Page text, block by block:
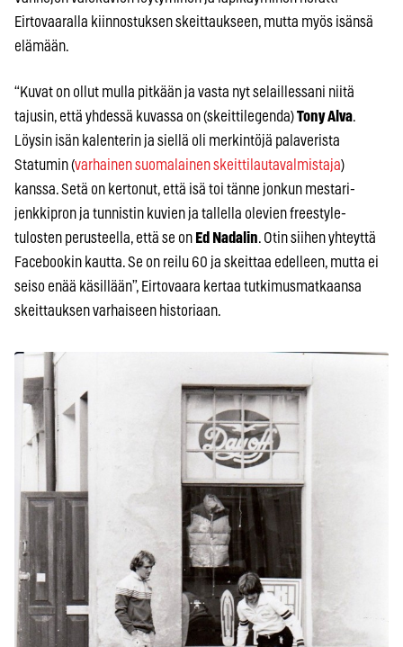
Eirtovaaralla kiinnostuksen skeittaukseen, mutta myös isänsä
elämään.
“Kuvat on ollut mulla pitkään ja vasta nyt selaillessani niitä
tajusin, että yhdessä kuvassa on (skeittilegenda)Tony Alva.
Löysin isän kalenterin ja siellä oli merkintöjä palaverista
Statumin (varhainen suomalainen skeittilautavalmistaja)
kanssa. Setä on kertonut, että isä toi tänne jonkun mestari-
jenkkipron ja tunnistin kuvien ja tallella olevien freestyle-
tulosten perusteella, että se on Ed Nadalin. Otin siihen yhteyttä
Facebookin kautta. Se on reilu 60 ja skeittaa edelleen, mutta ei
seiso enää käsillään”, Eirtovaara kertaa tutkimusmatkaansa
skeittauksen varhaiseen historiaan.